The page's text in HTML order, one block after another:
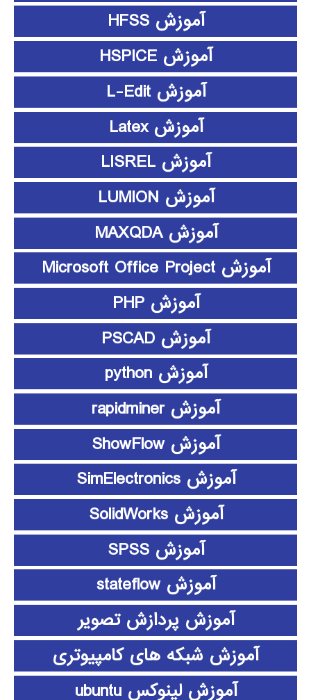
آموزش HFSS
آموزش HSPICE
آموزش L-Edit
آموزش Latex
آموزش LISREL
آموزش LUMION
آموزش MAXQDA
آموزش Microsoft Office Project
آموزش PHP
آموزش PSCAD
آموزش python
آموزش rapidminer
آموزش ShowFlow
آموزش SimElectronics
آموزش SolidWorks
آموزش SPSS
آموزش stateflow
آموزش پردازش تصویر
آموزش شبکه های کامپیوتری
آموزش لینوکس ubuntu